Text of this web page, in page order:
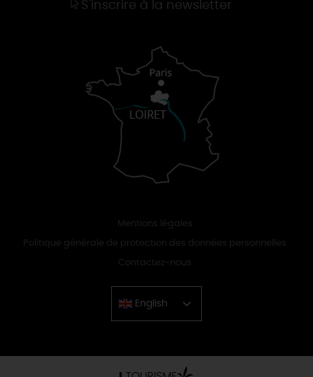
S'inscrire à la newsletter
Mentions légales
Politique générale de protection des données personnelles
Contactez-nous
English
Chinese